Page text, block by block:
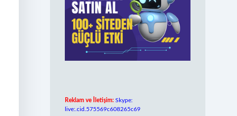
Reklam ve İletişim: Skype:
live:.cid.575569c608265c69